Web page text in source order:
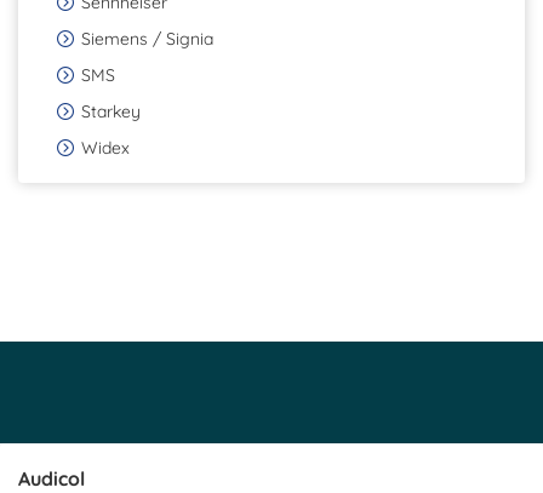
Siemens / Signia
SMS
Starkey
Widex
Audicol